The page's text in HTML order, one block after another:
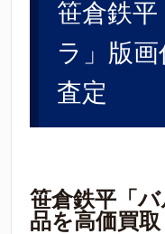
笹倉鉄
ラ」版
査定
笹倉鉄平「
品を高価買取